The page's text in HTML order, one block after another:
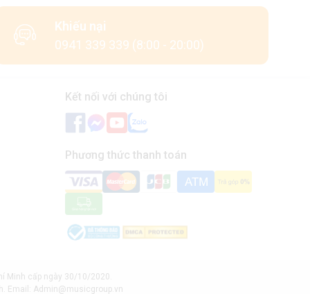
Khiếu nại
0941 339 339 (8:00 - 20:00)
Kết nối với chúng tôi
Phương thức thanh toán
Minh cấp ngày 30/10/2020.
Email: Admin@musicgroup.vn